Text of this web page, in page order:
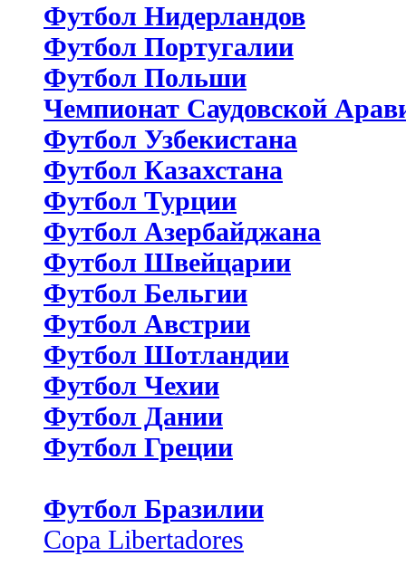
Футбол Нидерландов
Футбол Португалии
Футбол Польши
Чемпионат Саудовской
Футбол Узбекистана
Футбол Казахстана
Футбол Турции
Футбол Азербайджана
Футбол Швейцарии
Футбол Бельгии
Футбол Австрии
Футбол Шотландии
Футбол Чехии
Футбол Дании
Футбол Греции
Футбол Бразилии
Copa Libertadores